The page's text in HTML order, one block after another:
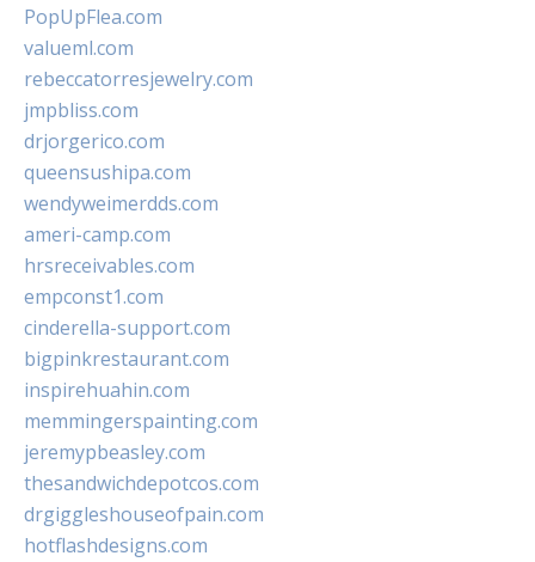
PopUpFlea.com
valueml.com
rebeccatorresjewelry.com
jmpbliss.com
drjorgerico.com
queensushipa.com
wendyweimerdds.com
ameri-camp.com
hrsreceivables.com
empconst1.com
cinderella-support.com
bigpinkrestaurant.com
inspirehuahin.com
memmingerspainting.com
jeremypbeasley.com
thesandwichdepotcos.com
drgiggleshouseofpain.com
hotflashdesigns.com